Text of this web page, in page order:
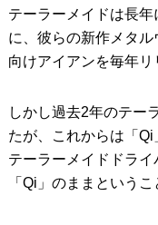
テーラーメイドは長
に、彼らの新作メタ
向けアイアンを毎年リ
しかし過去2年のテー
たが、これからは「
テーラーメイドドラ
「Qi」のままという